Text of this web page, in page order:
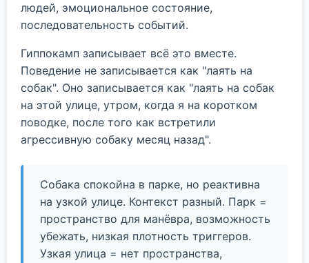
людей, эмоциональное состояние,
последовательность событий.
Гиппокамп записывает всё это вместе.
Поведение не записывается как "лаять на
собак". Оно записывается как "лаять на собак
на этой улице, утром, когда я на коротком
поводке, после того как встретили
агрессивную собаку месяц назад".
Собака спокойна в парке, но реактивна
на узкой улице. Контекст разный. Парк =
пространство для манёвра, возможность
убежать, низкая плотность триггеров.
Узкая улица = нет пространства,